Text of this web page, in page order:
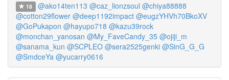
18 @ako14ten113 @caz_lionzsoul @chiya88888
@cotton29flower @deep1192impact @eugzYHVh70BkoXV
@GoPukapon @hayupo718 @kazu39rock
@monchan_yanosan @My_FaveCandy_35 @ojiji_m
@sanama_kun @SCPLEO @sera2525genki @SinG_G_G
@SmdceYa @yucarry0616